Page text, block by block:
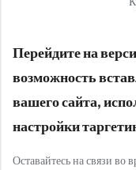
Перейдите на
возможность
вашего сайта,
настройки
Оставайтесь на связи